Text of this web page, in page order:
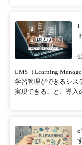
LMS（Learning
学習管理ができるシス
実現できること、導入
e